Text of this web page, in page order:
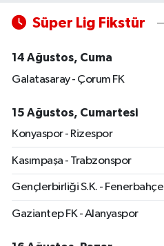
Süper Lig Fikstür
14 Ağustos, Cuma
Galatasaray - Çorum FK
15 Ağustos, Cumartesi
Konyaspor - Rizespor
Kasımpaşa - Trabzonspor
Gençlerbirliği S.K. - Fenerbahçe
Gaziantep FK - Alanyaspor